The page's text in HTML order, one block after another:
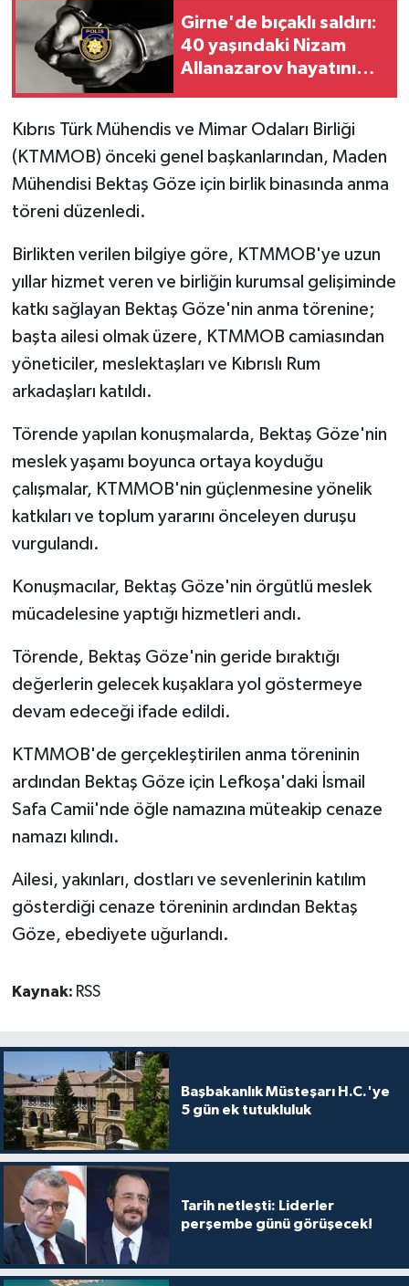
Girne'de bıçaklı saldırı:
40 yaşındaki Nizam
Allanazarov hayatını
Kıbrıs Türk Mühendis ve Mimar Odaları Birliği
(KTMMOB) önceki genel başkanlarından, Maden
Mühendisi Bektaş Göze için birlik binasında anma
töreni düzenledi.
Birlikten verilen bilgiye göre, KTMMOB'ye uzun
yıllar hizmet veren ve birliğin kurumsal gelişiminde
katkı sağlayan Bektaş Göze'nin anma törenine;
başta ailesi olmak üzere, KTMMOB camiasından
yöneticiler, meslektaşları ve Kıbrıslı Rum
arkadaşları katıldı.
Törende yapılan konuşmalarda, Bektaş Göze'nin
meslek yaşamı boyunca ortaya koyduğu
çalışmalar, KTMMOB'nin güçlenmesine yönelik
katkıları ve toplum yararını önceleyen duruşu
vurgulandı.
Konuşmacılar, Bektaş Göze'nin örgütlü meslek
mücadelesine yaptığı hizmetleri andı.
Törende, Bektaş Göze'nin geride bıraktığı
değerlerin gelecek kuşaklara yol göstermeye
devam edeceği ifade edildi.
KTMMOB'de gerçekleştirilen anma töreninin
ardından Bektaş Göze için Lefkoşa'daki İsmail
Safa Camii'nde öğle namazına müteakip cenaze
namazı kılındı.
Ailesi, yakınları, dostları ve sevenlerinin katılım
gösterdiği cenaze töreninin ardından Bektaş
Göze, ebediyete uğurlandı.
Kaynak: RSS
Başbakanlık Müsteşarı H.C.'ye
5 gün ek tutukluluk
Tarih netleşti: Liderler
perşembe günü görüşecek!
LAPTA
LEFKOŞA
MAGAZİN
Nöbetçi Eczaneler
ÖZEL HABER
SİYASET
SPOR
TATLISU
TEKNOLOJİ
TİCARET
YAŞAM